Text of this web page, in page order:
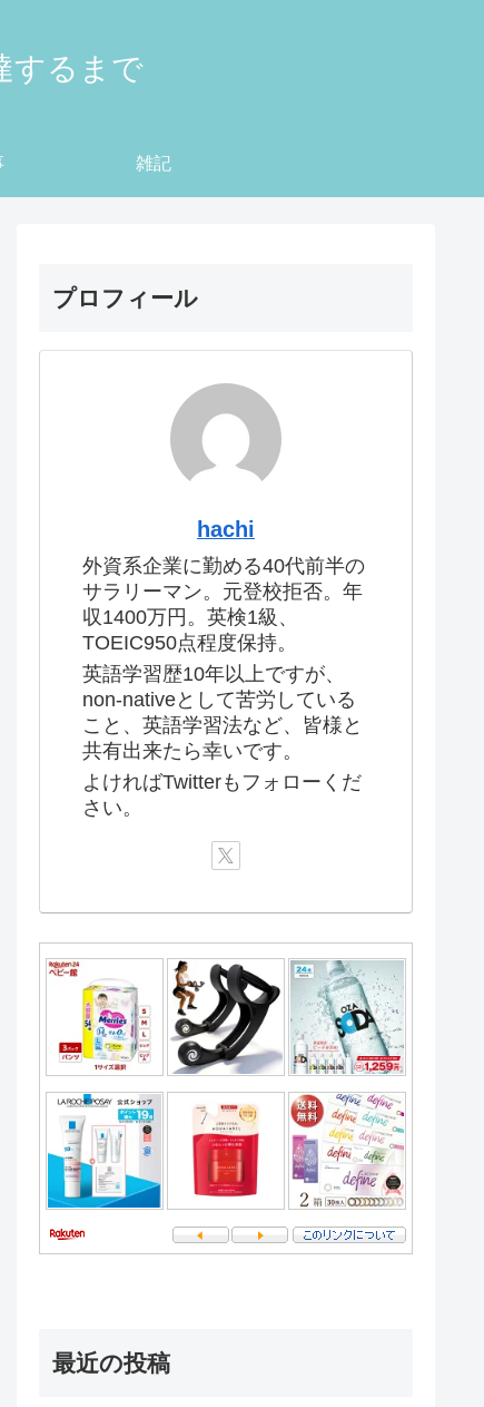
するまで
雑記
プロフィール
hachi
外資系企業に勤める40代前半の
サラリーマン。元登校拒否。年
収1400万円。英検1級、
TOEIC950点程度保持。
英語学習歴10年以上ですが、
non-nativeとして苦労している
こと、英語学習法など、皆様と
共有出来たら幸いです。
よければTwitterもフォローくだ
さい。
最近の投稿